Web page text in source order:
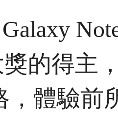
Galaxy
的得主
，體驗前